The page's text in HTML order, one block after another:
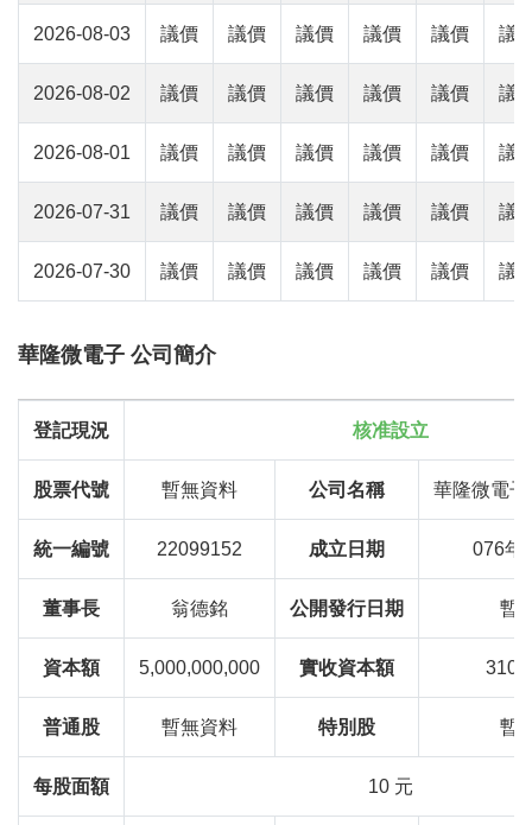
2026-08-03 議價 議價 議價 議價 議價 議
2026-08-02 議價 議價 議價 議價 議價 議
2026-08-01 議價 議價 議價 議價 議價 議
2026-07-31 議價 議價 議價 議價 議價 議
2026-07-30 議價 議價 議價 議價 議價 議
華隆微電子 公司簡介
登記現況 核准設立
股票代號 暫無資料 公司名稱 華隆微電
統一編號 22099152 成立日期 076年
董事長 翁德銘 公開發行日期 暫
資本額 5,000,000,000 實收資本額
普通股 暫無資料 特別股 暫
每股面額 10 元